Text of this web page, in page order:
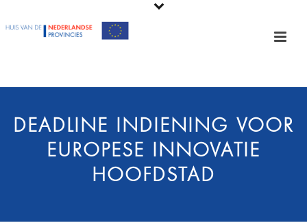
DEADLINE INDIENING VOOR
EUROPESE INNOVATIE
HOOFDSTAD